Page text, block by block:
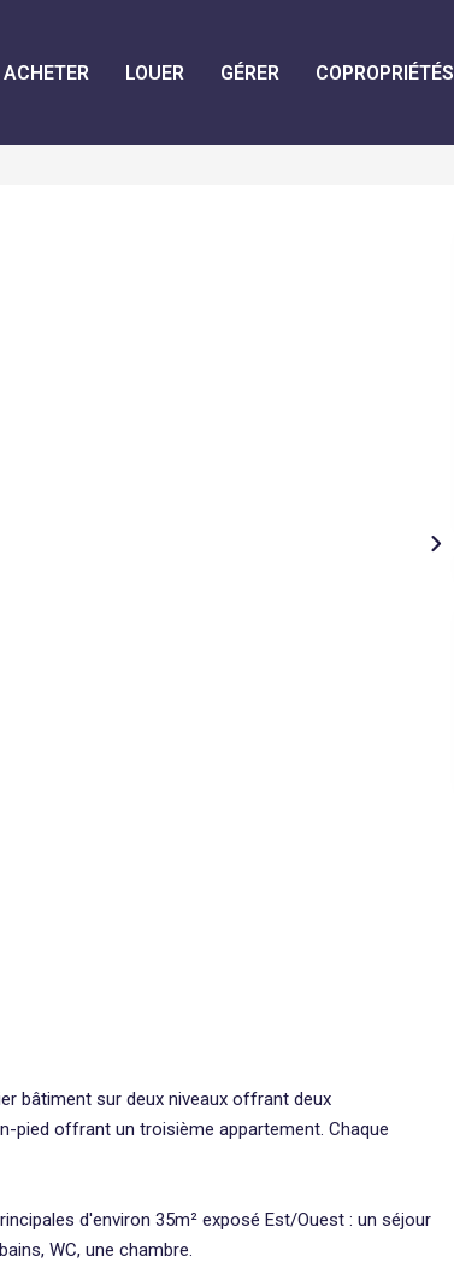
ACHETER LOUER GÉRER COPROPRIÉTÉS
bâtiment sur deux niveaux offrant deux
pied offrant un troisième appartement. Chaque
d'environ 35m² exposé Est/Ouest : un séjour
WC, une chambre.